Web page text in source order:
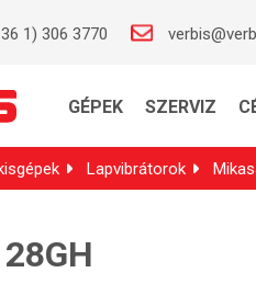
1) 306 3770
GÉPEK SZERVIZ
Lapvibrátorok